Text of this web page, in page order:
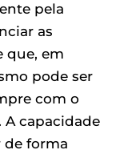
pela
as
que, em
pode ser
com o
capacidade
forma